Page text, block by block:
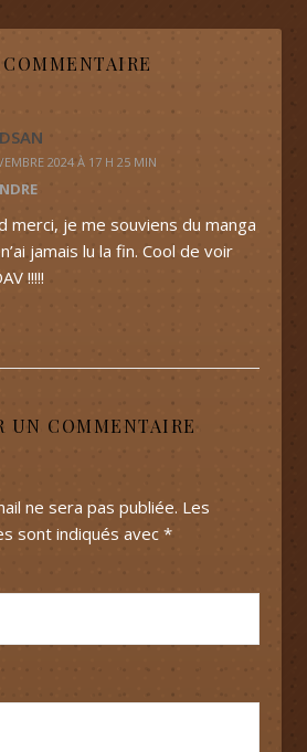
2024 À 17 H 25 MIN
merci, je me souviens du manga
jamais lu la fin. Cool de voir
!!!!!
UN COMMENTAIRE
ne sera pas publiée. Les
sont indiqués avec *